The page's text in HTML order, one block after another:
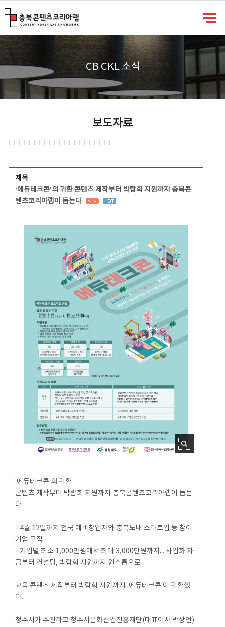
CB CKL 소식
보도자료
제목
‘에듀테크콘’의 귀환 콘텐츠 제작부터 박람회 지원까지 충북콘
텐츠코리아랩이 돕는다
‘에듀테크콘’의 귀환
콘텐츠 제작부터 박람회 지원까지 충북콘텐츠코리아랩이 돕는
다
- 4월 12일까지 전국 예비창업자와 충북도내 스타트업 등 참여
기업 모집
- 기업별 최소 1,000만원에서 최대 3,000만원까지... 사업화 자
금부터 컨설팅, 박람회 지원까지 원스톱으로
교육 콘텐츠 제작부터 박람회 지원까지 ‘에듀테크콘’이 귀환했
다.
청주시가 주관하고 청주시문화산업진흥재단(대표이사 박상언)